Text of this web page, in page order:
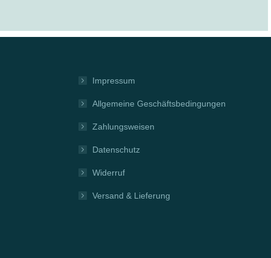
Impressum
Allgemeine Geschäftsbedingungen
Zahlungsweisen
Datenschutz
Widerruf
Versand & Lieferung